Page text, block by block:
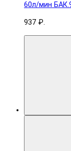
60л/мин
937 ₽.